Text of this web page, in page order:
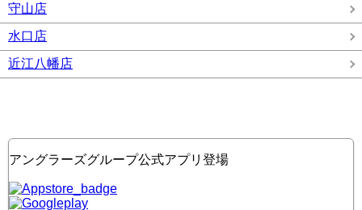
守山店
水口店
近江八幡店
アングラーズグループ公式アプリ登場